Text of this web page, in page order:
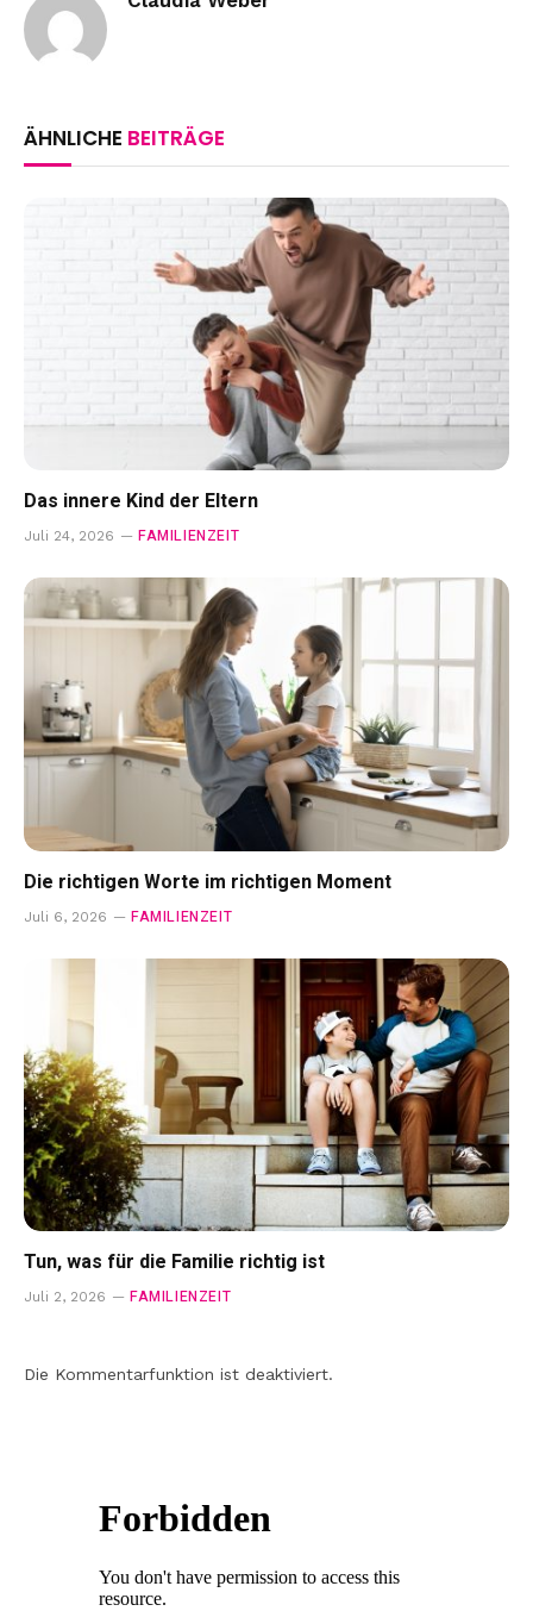
ÄHNLICHE BEITRÄGE
Das innere Kind der Eltern
Juli 24, 2026 FAMILIENZEIT
Die richtigen Worte im richtigen Moment
Juli 6, 2026 FAMILIENZEIT
Tun, was für die Familie richtig ist
Juli 2, 2026 FAMILIENZEIT
Die Kommentarfunktion ist deaktiviert.